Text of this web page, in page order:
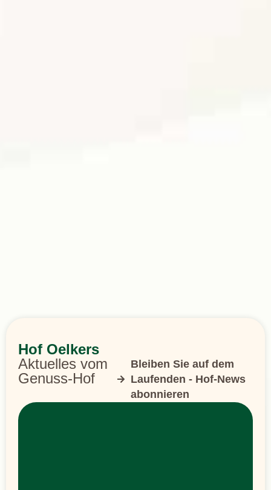
Hof Oelkers
Aktuelles vom
Genuss-Hof
Bleiben Sie auf dem
Laufenden - Hof-News
abonnieren